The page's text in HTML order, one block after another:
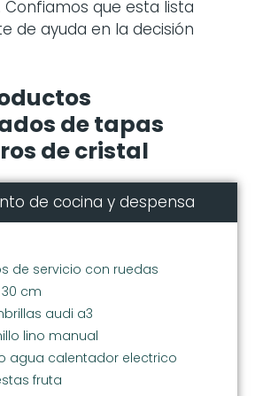
Confiamos que esta lista
de ayuda en la decisión
de tapas
de cristal
de cocina y despensa
de servicio con ruedas
cm
audi a3
lino manual
agua calentador electrico
fruta